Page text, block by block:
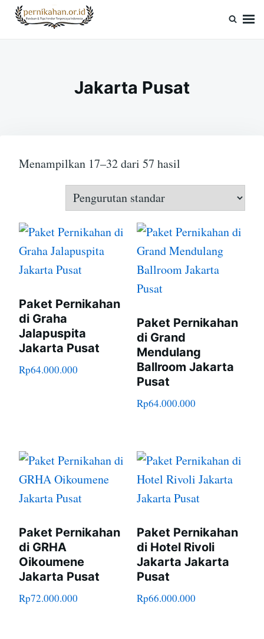
SkipSearch
for:
Jakarta Pusat
Menampilkan 17–32 dari 57 hasil
Paket Pernikahan
di Graha
Jalapuspita
Jakarta Pusat
Rp64.000.000
Paket Pernikahan
di Grand
Mendulang
Ballroom Jakarta
Pusat
Rp64.000.000
Paket Pernikahan
di GRHA
Oikoumene
Jakarta Pusat
Rp72.000.000
Paket Pernikahan
di Hotel Rivoli
Jakarta Jakarta
Pusat
Rp66.000.000